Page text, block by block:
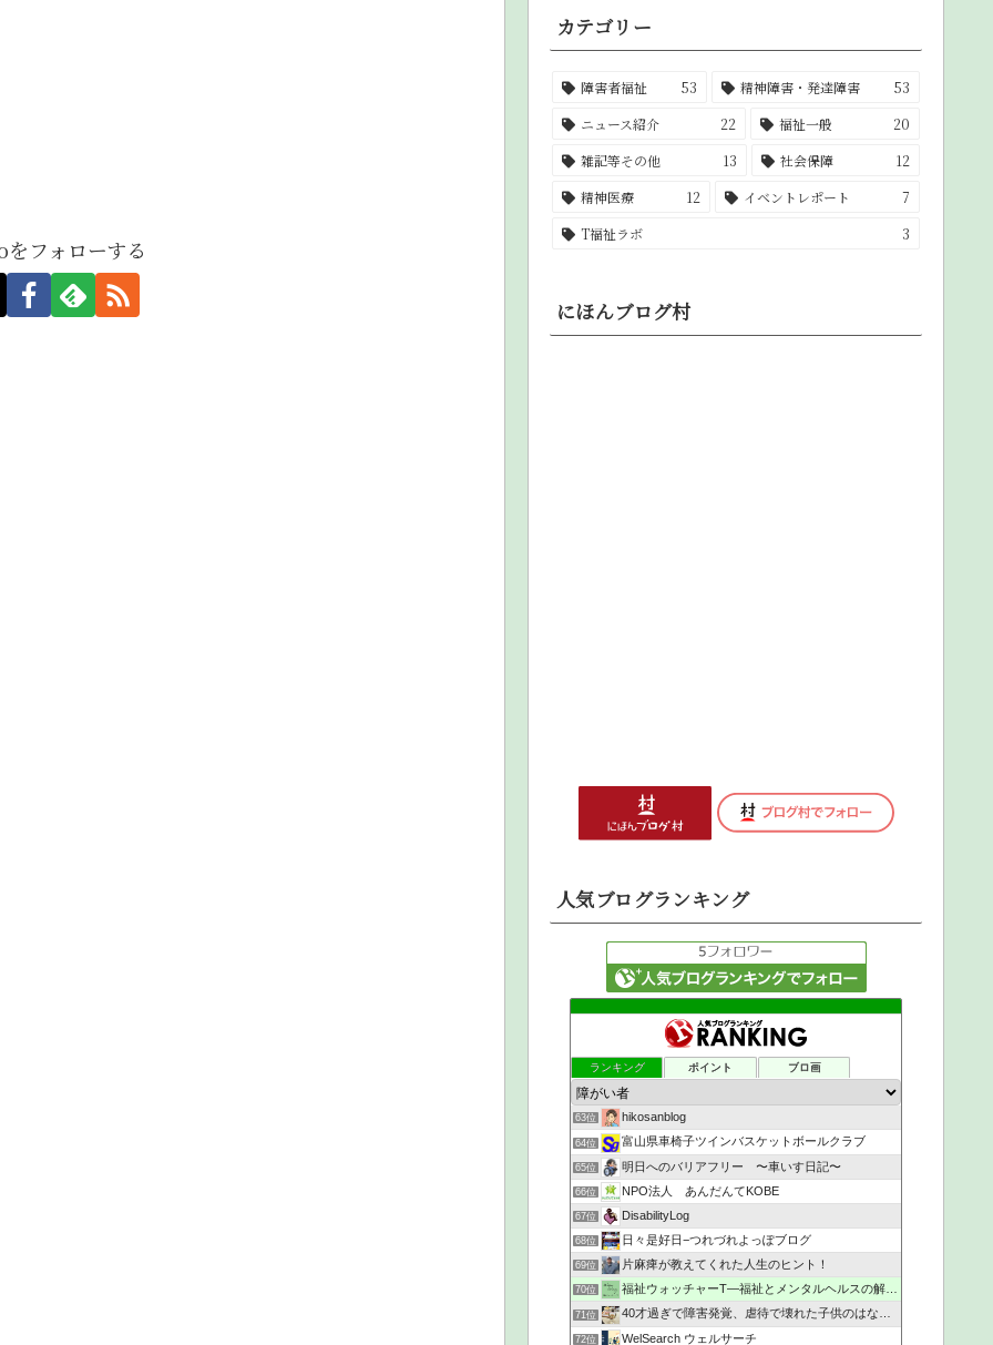
フォローする
カテゴリー
障害者福祉 53 精神障害・発達障害
53
ニュース紹介
22 福祉一般
20
雑記等その他
13 社会保障
12
精神医療
12 イベントレポート
7
T福祉ラボ
3
にほんブログ村
人気ブログランキング
ランキング ポイント ブロ画
63位 hikosanblog
64位 富山県車椅子ツインバスケットボールクラブ
65位 明日へのバリアフリー 〜車いす日記〜
66位 NPO法人 あんだんてKOBE
67位 DisabilityLog
68位 日々是好日−つれづれよっぽブログ
69位 片麻痺が教えてくれた人生のヒント！
70位 福祉ウォッチャーT―福祉とメンタルヘルスの解説・研究ブログ
71位 40才過ぎで障害発覚、虐待で壊れた子供のはなし。
72位 WelSearch ウェルサーチ